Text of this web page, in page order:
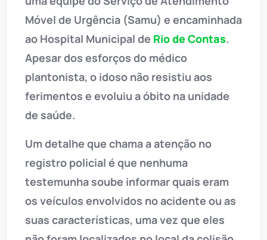
Móvel de Urgência (Samu) e encaminhada
ao Hospital Municipal de Rio de Contas.
Apesar dos esforços do médico
plantonista, o idoso não resistiu aos
ferimentos e evoluiu a óbito na unidade
de saúde.
Um detalhe que chama a atenção no
registro policial é que nenhuma
testemunha soube informar quais eram
os veículos envolvidos no acidente ou as
suas características, uma vez que eles